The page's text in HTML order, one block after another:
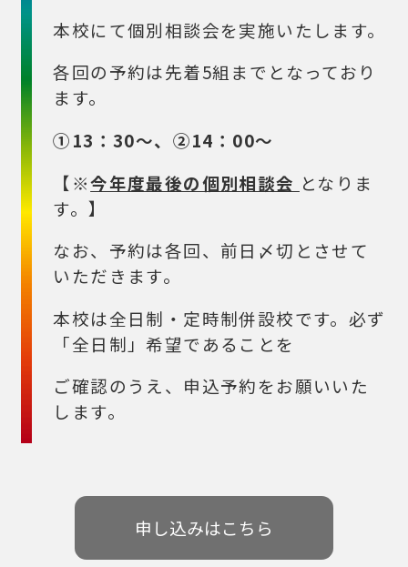
本校にて個別相談会を実施いたします。
各回の予約は先着5組までとなっており
ます。
①13：30～、②14：00～
【※今年度最後の個別相談会 となりま
す。】
なお、予約は各回、前日〆切とさせて
いただきます。
本校は全日制・定時制併設校です。必ず
「全日制」希望であることを
ご確認のうえ、申込予約をお願いいた
します。
申し込みはこちら